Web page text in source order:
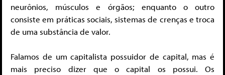
neurônios, músculos e órgãos; enquanto o outro
consiste em práticas sociais, sistemas de crenças e troca
de uma substância de valor.
Falamos de um capitalista possuidor de capital, mas é
mais preciso dizer que o capital os possui. Os